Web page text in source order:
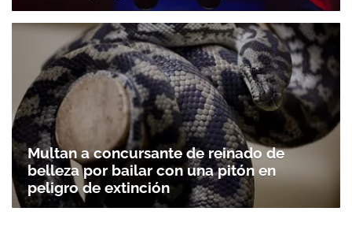
Multan a concursante de reinado de
belleza por bailar con una pitón en
peligro de extinción